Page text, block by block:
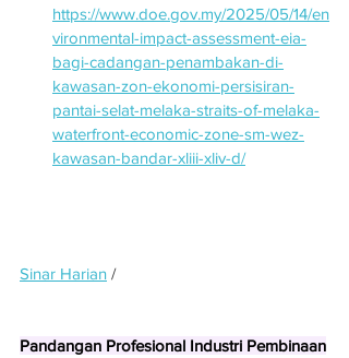
https://www.doe.gov.my/2025/05/14/en
vironmental-impact-assessment-eia-
bagi-cadangan-penambakan-di-
kawasan-zon-ekonomi-persisiran-
pantai-selat-melaka-straits-of-melaka-
waterfront-economic-zone-sm-wez-
kawasan-bandar-xliii-xliv-d/
Sinar Harian /
Pandangan Profesional Industri Pembinaan